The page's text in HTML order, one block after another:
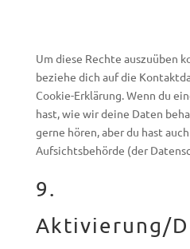
Um diese Rechte auszuüben
beziehe dich auf die
Cookie-Erklärung. Wenn du
hast, wie wir deine Daten
gerne hören, aber du hast
Aufsichtsbehörde (der
9.
Aktivierung/